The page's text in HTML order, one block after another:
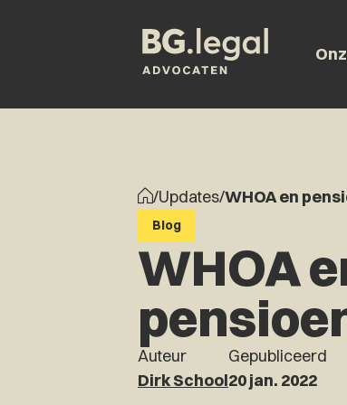
/Updates/WHOA en
Blog
WHOA
Auteur
Dirk School
Gepubliceerd
20 jan. 2022